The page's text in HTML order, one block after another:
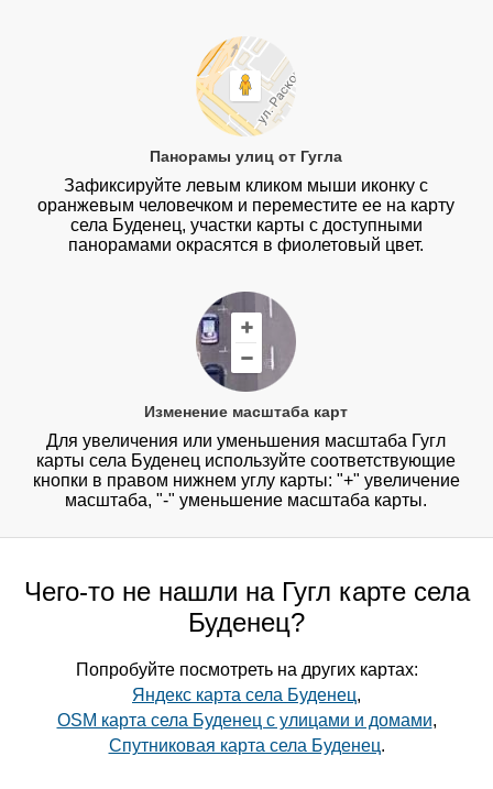
Панорамы улиц от Гугла
Зафиксируйте левым кликом мыши иконку с
оранжевым человечком и переместите ее на карту
села Буденец, участки карты с доступными
панорамами окрасятся в фиолетовый цвет.
Изменение масштаба карт
Для увеличения или уменьшения масштаба Гугл
карты села Буденец используйте соответствующие
кнопки в правом нижнем углу карты: "+" увеличение
масштаба, "-" уменьшение масштаба карты.
Чего-то не нашли на Гугл карте села
Буденец?
Попробуйте посмотреть на других картах:
Яндекс карта села Буденец,
OSM карта села Буденец с улицами и домами,
Спутниковая карта села Буденец.